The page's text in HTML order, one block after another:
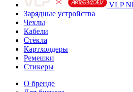
VLP
Зарядные устройства
Чехлы
Кабели
Cтёкла
Картхолдеры
Ремешки
Стикеры
О бренде